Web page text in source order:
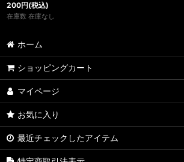
200円(税込)
在庫数 在庫なし
ホーム
ショッピングカート
マイページ
お気に入り
最近チェックしたアイテム